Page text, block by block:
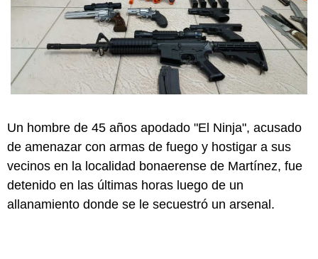
Un hombre de 45 años apodado "El Ninja", acusado
de amenazar con armas de fuego y hostigar a sus
vecinos en la localidad bonaerense de Martínez, fue
detenido en las últimas horas luego de un
allanamiento donde se le secuestró un arsenal.